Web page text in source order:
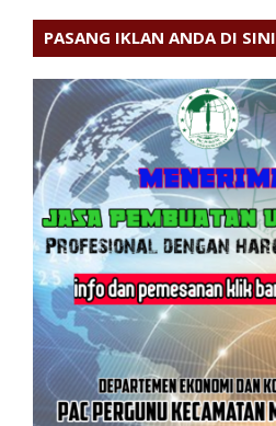
PASANG IKLAN ANDA DI SINI